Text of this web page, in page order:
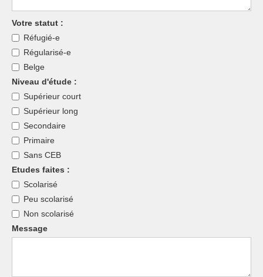
Votre statut :
Réfugié-e
Régularisé-e
Belge
Niveau d'étude :
Supérieur court
Supérieur long
Secondaire
Primaire
Sans CEB
Etudes faites :
Scolarisé
Peu scolarisé
Non scolarisé
Message